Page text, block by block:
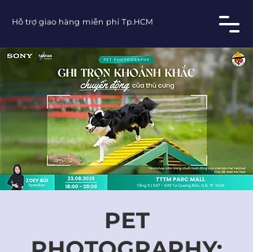
Hỗ trợ giao hàng miễn phí Tp.HCM
PET